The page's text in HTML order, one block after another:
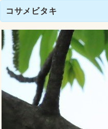
コサメビタキ